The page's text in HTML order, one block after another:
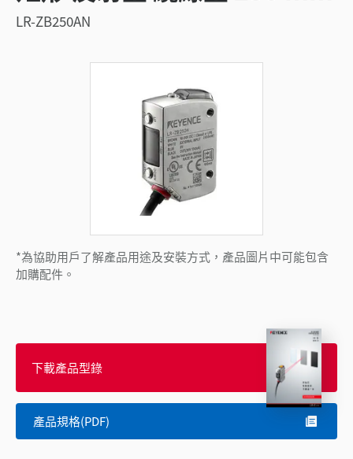
LR-ZB250AN
*為協助用戶了解產品用途及安裝方式，產品圖片中可能包含
加購配件。
下載產品型錄
產品規格(PDF)